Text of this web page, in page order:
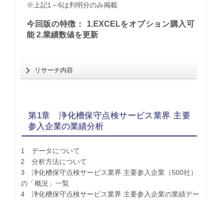
※上記1～6は判明分のみ掲載
今回版の特徴： 1.EXCELをオプション購入可
能 2.業績数値を更新
リサーチ内容
第1章 浄化槽保守点検サービス業界 主要
参入企業の業績分析
1 データについて
2 分析方法について
3 浄化槽保守点検サービス業界 主要参入企業（500社）
の「概況」一覧
4 浄化槽保守点検サービス業界 主要参入企業の業績デー